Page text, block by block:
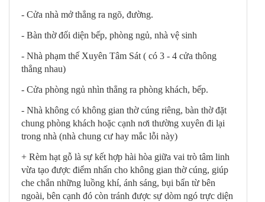
- Cửa nhà mở thẳng ra ngõ, đường.
- Bàn thờ đối diện bếp, phòng ngủ, nhà vệ sinh
- Nhà phạm thế Xuyên Tâm Sát ( có 3 - 4 cửa thông
thẳng nhau)
- Cửa phòng ngủ nhìn thẳng ra phòng khách, bếp.
- Nhà không có không gian thờ cúng riêng, bàn thờ đặt
chung phòng khách hoặc cạnh nơi thường xuyên đi lại
trong nhà (nhà chung cư hay mắc lỗi này)
+ Rèm hạt gỗ là sự kết hợp hài hòa giữa vai trò tâm linh
vừa tạo được điểm nhấn cho không gian thờ cúng, giúp
che chắn những luồng khí, ánh sáng, bụi bẩn từ bên
ngoài, bên cạnh đó còn tránh được sự dòm ngó trực diện